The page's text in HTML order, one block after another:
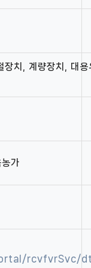
치, 계량장치, 대용
가
rcvfvrSvc/